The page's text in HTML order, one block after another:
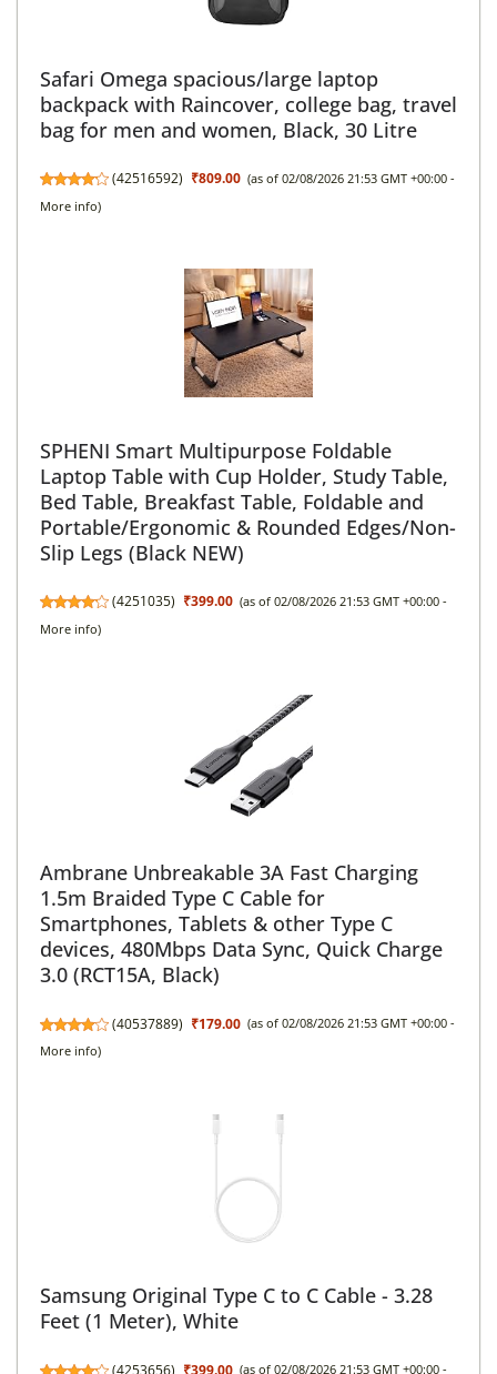
Safari Omega spacious/large laptop
backpack with Raincover, college bag, travel
bag for men and women, Black, 30 Litre
(42516592) ₹809.00 (as of 02/08/2026 21:53 GMT +00:00 -
More info)
SPHENI Smart Multipurpose Foldable
Laptop Table with Cup Holder, Study Table,
Bed Table, Breakfast Table, Foldable and
Portable/Ergonomic & Rounded Edges/Non-
Slip Legs (Black NEW)
(4251035) ₹399.00 (as of 02/08/2026 21:53 GMT +00:00 -
More info)
Ambrane Unbreakable 3A Fast Charging
1.5m Braided Type C Cable for
Smartphones, Tablets & other Type C
devices, 480Mbps Data Sync, Quick Charge
3.0 (RCT15A, Black)
(40537889) ₹179.00 (as of 02/08/2026 21:53 GMT +00:00 -
More info)
Samsung Original Type C to C Cable - 3.28
Feet (1 Meter), White
(as of 02/08/2026 21:53 GMT +00:00 -